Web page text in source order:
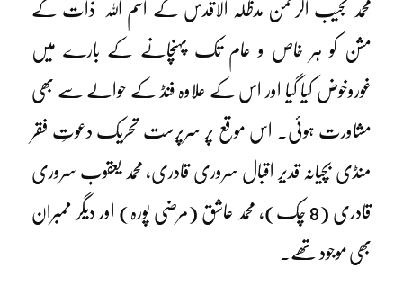
محمد نجیب الرحمن مدظلہ الاقدس کے اسم اللہ ذات کے
مشن کو ہر خاص و عام تک پہنچانے کے بارے میں
غوروخوض کیا گیا اور اس کے علاوہ فنڈ کے حوالے سے بھی
مشاورت ہوئی۔ اس موقع پر سرپرست تحریک دعوتِ فقر
منڈی بچیانہ قدیر اقبال سروری قادری، محمد یعقوب سروری
قادری (8 چک)، محمد عاشق (مرضی پورہ) اور دیگر ممبران
بھی موجود تھے۔